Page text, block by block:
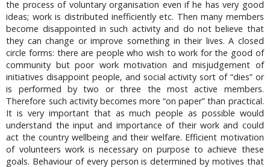
the process of voluntary organisation even if he has very good
ideas; work is distributed inefficiently etc. Then many members
become disappointed in such activity and do not believe that
they can change or improve something in their lives. A closed
circle forms: there are people who wish to work for the good of
community but poor work motivation and misjudgement of
initiatives disappoint people, and social activity sort of “dies” or
is performed by two or three the most active members.
Therefore such activity becomes more “on paper” than practical.
It is very important that as much people as possible would
understand the input and importance of their work and could
act the country wellbeing and their welfare. Efficient motivation
of volunteers work is necessary on purpose to achieve these
goals. Behaviour of every person is determined by motives that